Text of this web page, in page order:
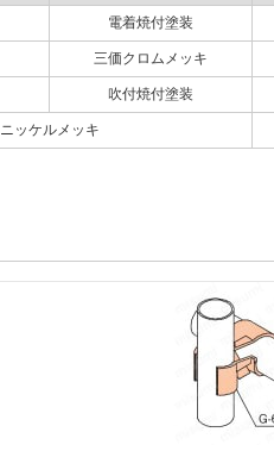
電着焼付塗装
三価クロムメッキ
吹付焼付塗装
ニッケルメッキ